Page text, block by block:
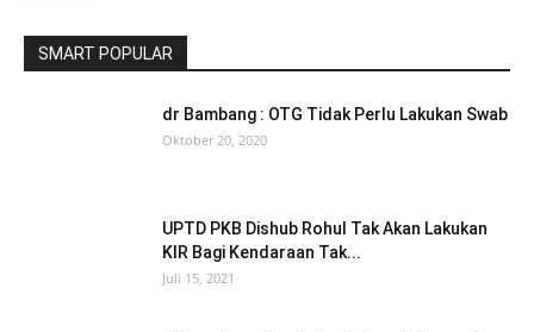
SMART POPULAR
dr Bambang : OTG Tidak Perlu Lakukan Swab
Oktober 20, 2020
UPTD PKB Dishub Rohul Tak Akan Lakukan
KIR Bagi Kendaraan Tak...
Juli 15, 2021